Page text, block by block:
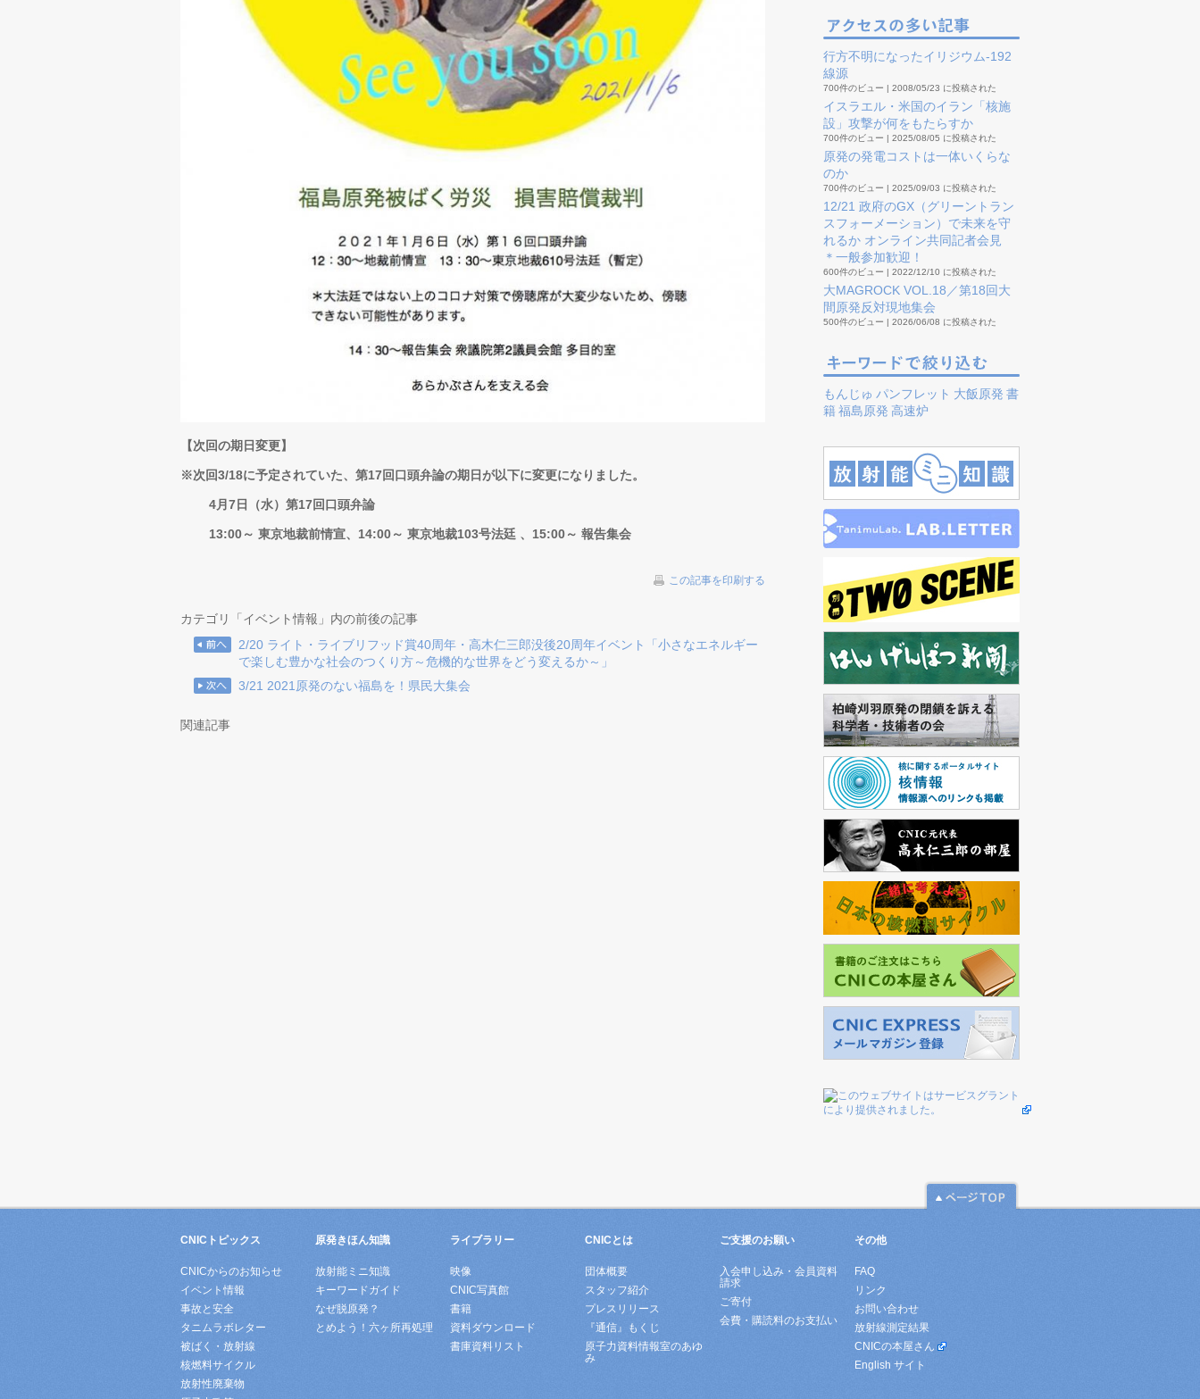
【次回の期日変更】
※次回3/18に予定されていた、第17回口頭弁論の期日が以下に変更になりました。
4月7日（水）第17回口頭弁論
13:00～ 東京地裁前情宣、14:00～ 東京地裁103号法廷 、15:00～ 報告集会
この記事を印刷する
カテゴリ「イベント情報」内の前後の記事
2/20 ライト・ライブリフッド賞40周年・高木仁三郎没後20周年イベント「小さなエネルギー
で楽しむ豊かな社会のつくり方～危機的な世界をどう変えるか～」
3/21 2021原発のない福島を！県民大集会
関連記事
行方不明になったイリジウム-192
線源
700件のビュー | 2008/05/23 に投稿された
イスラエル・米国のイラン「核施
設」攻撃が何をもたらすか
700件のビュー | 2025/08/05 に投稿された
原発の発電コストは一体いくらな
のか
700件のビュー | 2025/09/03 に投稿された
12/21 政府のGX（グリーントラン
スフォーメーション）で未来を守
れるか オンライン共同記者会見
＊一般参加歓迎！
600件のビュー | 2022/12/10 に投稿された
大MAGROCK VOL.18／第18回大
間原発反対現地集会
500件のビュー | 2026/06/08 に投稿された
もんじゅ パンフレット 大飯原発 書
籍福島原発 高速炉
CNICトピックス
CNICからのお知らせ
イベント情報
事故と安全
タニムラボレター
被ばく・放射線
核燃料サイクル
放射性廃棄物
原発きほん知識
放射能ミニ知識
キーワードガイド
なぜ脱原発？
とめよう！六ヶ所再処理
ライブラリー
映像
CNIC写真館
書籍
資料ダウンロード
書庫資料リスト
CNICとは
団体概要
スタッフ紹介
プレスリリース
『通信』もくじ
原子力資料情報室のあゆ
み
ご支援のお願い
入会申し込み・会員資料
請求
ご寄付
会費・購読料のお支払い
その他
FAQ
リンク
お問い合わせ
放射線測定結果
CNICの本屋さん
English サイト